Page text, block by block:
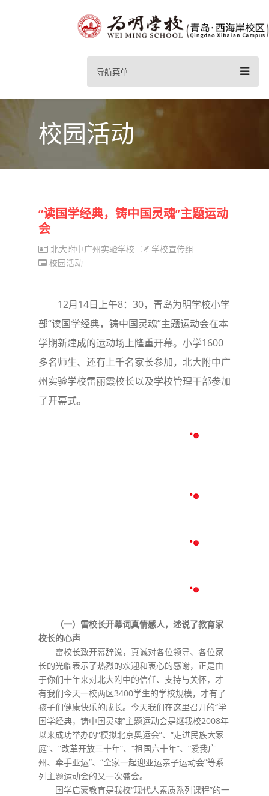
导航菜单
校园活动
“读国学经典，铸中国灵魂”主题运动
会
北大附中广州实验学校
学校宣传组
校园活动
12月14日上午8：30，青岛为明学校小学
部“读国学经典，铸中国灵魂”主题运动会在本
学期新建成的运动场上隆重开幕。小学1600
多名师生、还有上千名家长参加，北大附中广
州实验学校雷丽霞校长以及学校管理干部参加
了开幕式。
（一）雷校长开幕词真情感人，述说了教育家
校长的心声
雷校长致开幕辞说，真诚对各位领导、各位家
长的光临表示了热烈的欢迎和衷心的感谢，正是由
于你们十年来对北大附中的信任、支持与关怀，才
有我们今天一校两区3400学生的学校规模，才有了
孩子们健康快乐的成长。今天我们在这里召开的“学
国学经典，铸中国灵魂”主题运动会是继我校2008年
以来成功举办的“模拟北京奥运会”、“走进民族大家
庭”、“改革开放三十年”、“祖国六十年”、“爱我广
州、牵手亚运”、“全家一起迎亚运亲子运动会”等系
列主题运动会的又一次盛会。
国学启蒙教育是我校“现代人素质系列课程”的一